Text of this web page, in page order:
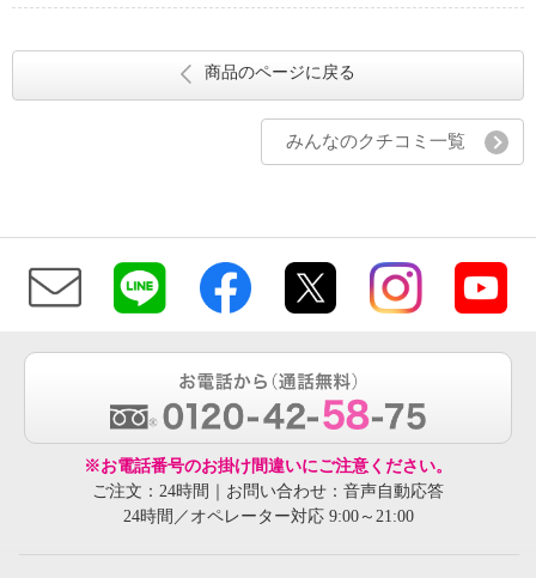
商品のページに戻る
みんなのクチコミ一覧
※お電話番号のお掛け間違いにご注意ください。
ご注文：24時間｜お問い合わせ：音声自動応答
24時間／オペレーター対応 9:00～21:00